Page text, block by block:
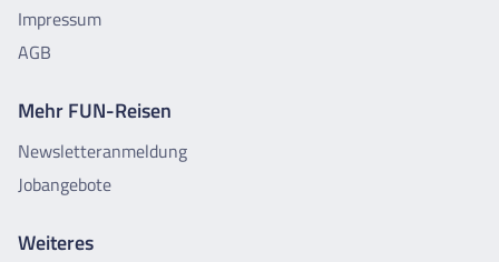
Impressum
AGB
Mehr FUN-Reisen
Newsletteranmeldung
Jobangebote
Weiteres